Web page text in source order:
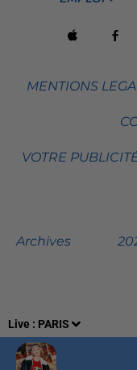
Live : PARIS
MENTIONS
VOTRE
Archives